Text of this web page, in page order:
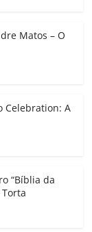
Matos – O
Celebration: A
“Bíblia da